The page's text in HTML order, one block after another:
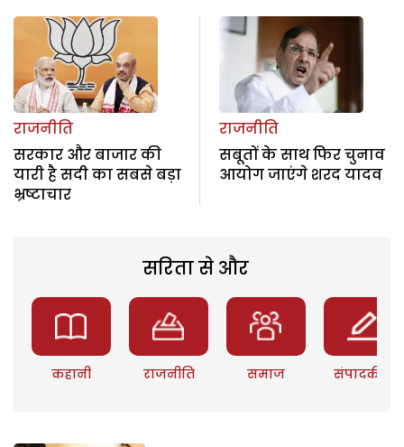
राजनीति
सरकार और बाजार की
यारी है सदी का सबसे बड़ा
भ्रष्टाचार
राजनीति
सबूतों के साथ फिर चुनाव
आयोग जाएंगे शरद यादव
सरिता से और
कहानी राजनीति समाज संपादकीय